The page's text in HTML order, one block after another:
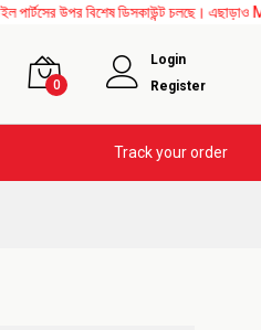
বিশেষ ডিসকাউন্ট চলছে। এছাড়াও
0
Login
Register
Track your order